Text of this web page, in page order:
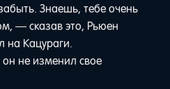
Знаешь, тебе очень
— сказав это, Рьюен
на Кацураги.
не изменил свое